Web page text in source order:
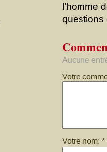
l’homme
questions
Aucune
Votre
Votre nom: *